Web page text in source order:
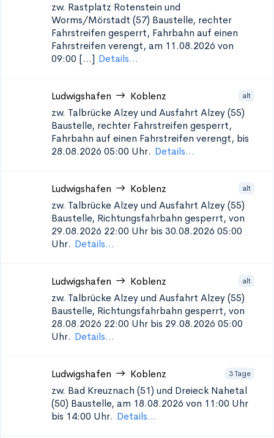
zw. Rastplatz Rotenstein und
Worms/Mörstadt (57) Baustelle, rechter
Fahrstreifen gesperrt, Fahrbahn auf einen
Fahrstreifen verengt, am 11.08.2026 von
09:00 [...] Details...
Ludwigshafen Koblenz alt
zw. Talbrücke Alzey und Ausfahrt Alzey (55)
Baustelle, rechter Fahrstreifen gesperrt,
Fahrbahn auf einen Fahrstreifen verengt, bis
28.08.2026 05:00 Uhr. Details...
Ludwigshafen Koblenz alt
zw. Talbrücke Alzey und Ausfahrt Alzey (55)
Baustelle, Richtungsfahrbahn gesperrt, von
29.08.2026 22:00 Uhr bis 30.08.2026 05:00
Uhr. Details...
Ludwigshafen Koblenz alt
zw. Talbrücke Alzey und Ausfahrt Alzey (55)
Baustelle, Richtungsfahrbahn gesperrt, von
28.08.2026 22:00 Uhr bis 29.08.2026 05:00
Uhr. Details...
Ludwigshafen Koblenz 3 Tage
zw. Bad Kreuznach (51) und Dreieck Nahetal
(50) Baustelle, am 18.08.2026 von 11:00 Uhr
bis 14:00 Uhr. Details...